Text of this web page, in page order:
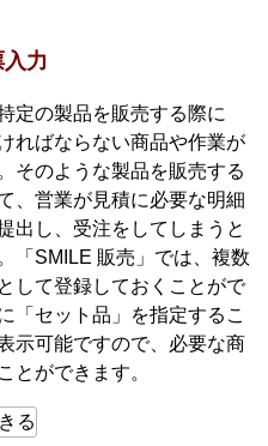
力
定の製品を販売する際に
ればならない商品や作業が
そのような製品を販売する
、営業が見積に必要な明細
出し、受注をしてしまうと
「SMILE 販売」では、複数
して登録しておくことがで
「セット品」を指定するこ
示可能ですので、必要な商
とができます。